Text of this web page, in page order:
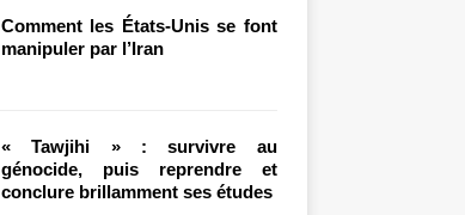
Comment les États-Unis se font
manipuler par l’Iran
« Tawjihi » : survivre au
génocide, puis reprendre et
conclure brillamment ses études